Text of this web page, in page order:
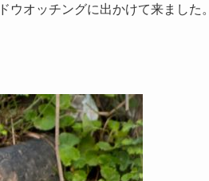
オッチングに出かけて来ました。